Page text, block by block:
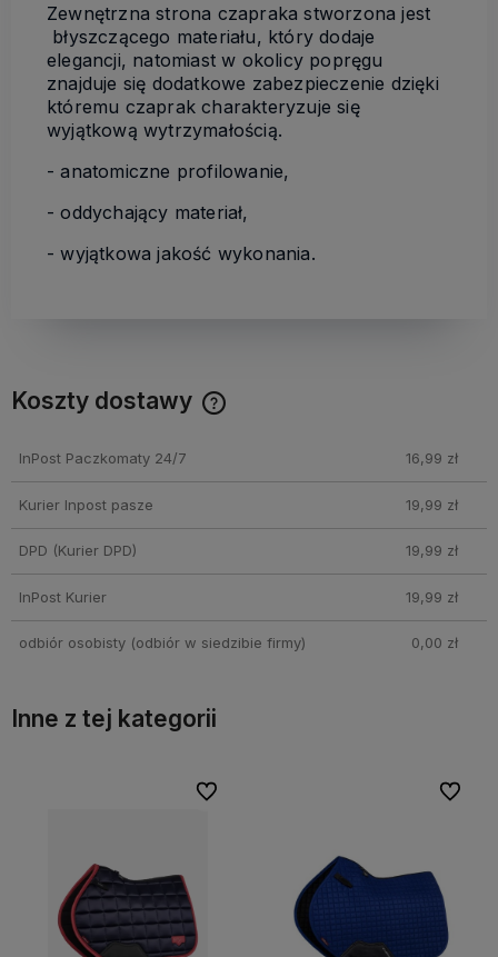
Zewnętrzna strona czapraka stworzona jest
błyszczącego materiału, który dodaje
elegancji, natomiast w okolicy popręgu
znajduje się dodatkowe zabezpieczenie dzięki
któremu czaprak charakteryzuje się
wyjątkową wytrzymałością.
- anatomiczne profilowanie,
- oddychający materiał,
- wyjątkowa jakość wykonania.
Koszty dostawy
InPost Paczkomaty 24/7 16,99 zł
Kurier Inpost pasze 19,99 zł
DPD (Kurier DPD) 19,99 zł
InPost Kurier 19,99 zł
odbiór osobisty(odbiór w siedzibie firmy) 0,00 zł
Inne z tej kategorii
Do ulubionych
Do ulubionych Do
Do